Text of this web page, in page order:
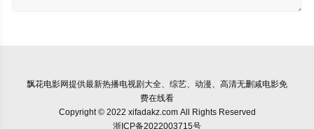
飘花电影网提供最新热播电视剧大全、综艺、动漫、高清无删减电影免
费在线看
Copyright © 2022 xifadakz.com All Rights Reserved
浙ICP备2022003715号